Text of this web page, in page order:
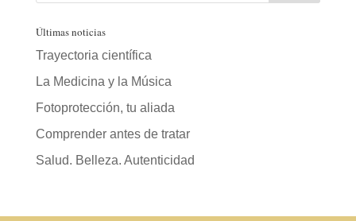
Últimas noticias
Trayectoria científica
La Medicina y la Música
Fotoprotección, tu aliada
Comprender antes de tratar
Salud. Belleza. Autenticidad